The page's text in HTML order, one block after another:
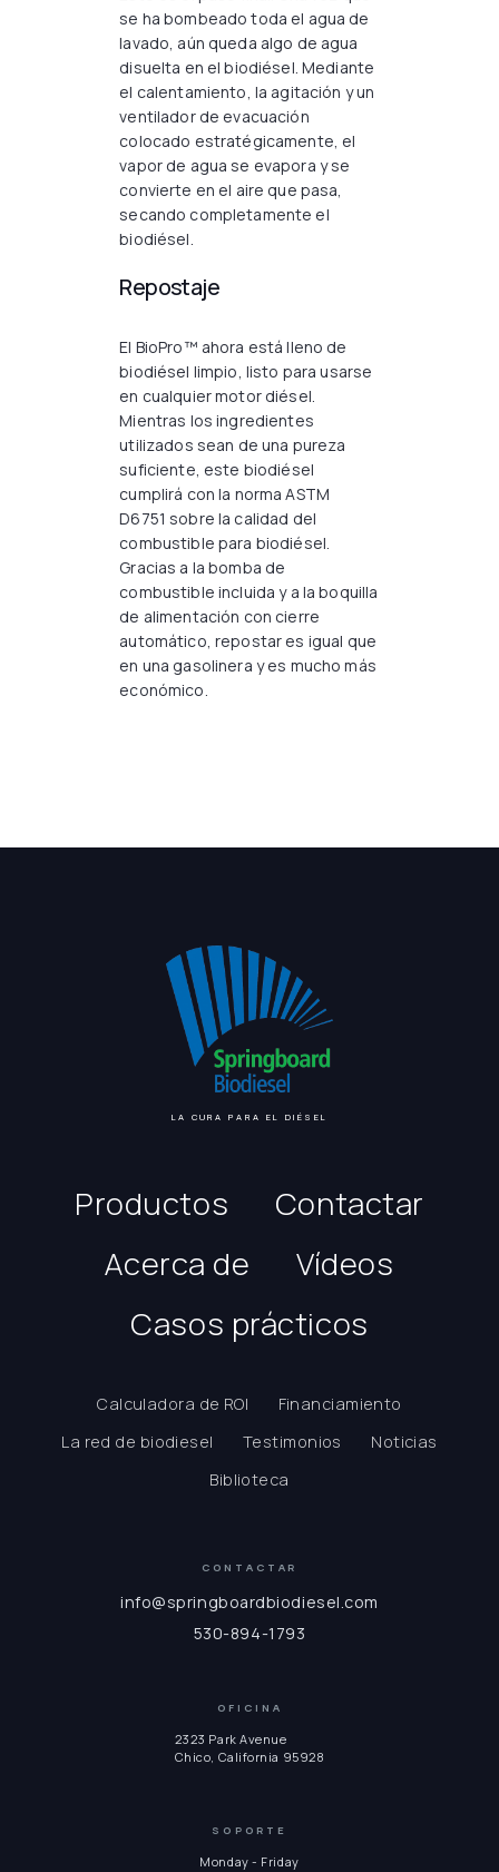
se ha bombeado toda el agua de
lavado, aún queda algo de agua
disuelta en el biodiésel. Mediante
el calentamiento, la agitación y un
ventilador de evacuación
colocado estratégicamente, el
vapor de agua se evapora y se
convierte en el aire que pasa,
secando completamente el
biodiésel.
Repostaje
El BioPro™ ahora está lleno de
biodiésel limpio, listo para usarse
en cualquier motor diésel.
Mientras los ingredientes
utilizados sean de una pureza
suficiente, este biodiésel
cumplirá con la norma ASTM
D6751 sobre la calidad del
combustible para biodiésel.
Gracias a la bomba de
combustible incluida y a la boquilla
de alimentación con cierre
automático, repostar es igual que
en una gasolinera y es mucho más
económico.
LA CURA PARA EL DIÉSEL
Productos
Contactar
Acerca de
Vídeos
Casos prácticos
Calculadora de ROI
Financiamiento
La red de biodiesel
Testimonios
Noticias
Biblioteca
CONTACTAR
info@springboardbiodiesel.com
530-894-1793
OFICINA
2323 Park Avenue
Chico, California 95928
SOPORTE
Monday - Friday